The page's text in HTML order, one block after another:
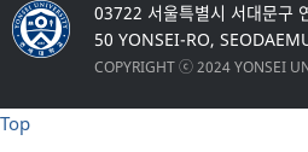
03722 서울특별시 서대문구
50 YONSEI-RO,
COPYRIGHT ⓒ 2024 YONSEI
Top